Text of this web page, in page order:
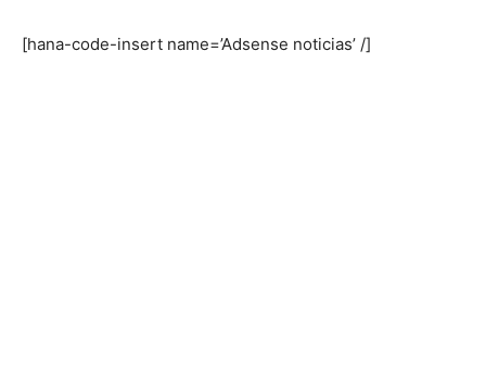
[hana-code-insert name=’Adsense noticias’ /]